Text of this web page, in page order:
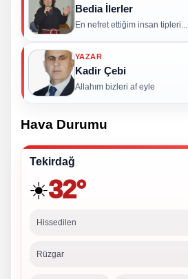
Bedia İlerler
En nefret ettiğim insan tipleri...
YAZAR
Kadir Çebi
Allahım bizleri af eyle
Hava Durumu
Tekirdağ
☀️32°
Hissedilen
Rüzgar